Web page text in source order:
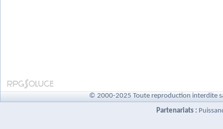
© 2000-2025 Toute reproduction interdite
Partenariats :